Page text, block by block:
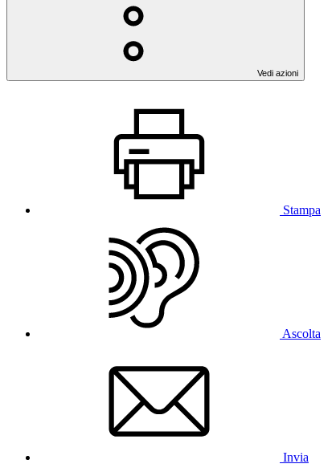
Vedi azioni
Stampa
Ascolta
Invia